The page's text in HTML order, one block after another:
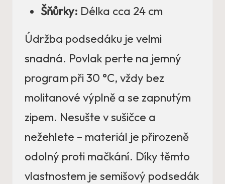
Šňůrky: Délka cca 24 cm
Údržba podsedáku je velmi
snadná. Povlak perte na jemný
program při 30 °C, vždy bez
molitanové výplně a se zapnutým
zipem. Nesušte v sušičce a
nežehlete – materiál je přirozeně
odolný proti mačkání. Díky těmto
vlastnostem je semišový podsedák